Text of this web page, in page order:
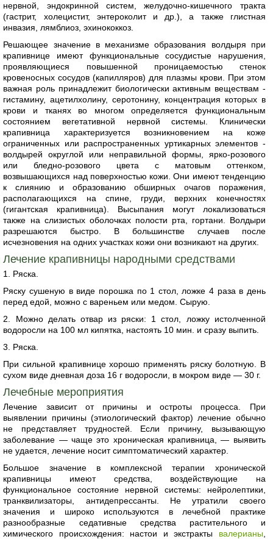
нервной, эндокринной систем, желудочно-кишечного тракта
(гастрит, холецистит, энтероколит и др.), а также глистная
инвазия, лямблиоз, эхинококкоз.
Решающее значение в механизме образования волдыря при
крапивнице имеют функциональные сосудистые нарушения,
проявляющиеся повышенной проницаемостью стенок
кровеносных сосудов (капилляров) для плазмы крови. При этом
важная роль принадлежит биологически активным веществам -
гистамину, ацетилхолину, серотонину, концентрация которых в
крови и тканях во многом определяется функциональным
состоянием вегетативной нервной системы. Клинически
крапивница характеризуется возникновением на коже
ограниченных или распространенных уртикарных элементов -
волдырей округлой или неправильной формы, ярко-розового
или бледно-розового цвета с матовым оттенком,
возвышающихся над поверхностью кожи. Они имеют тенденцию
к слиянию и образованию обширных очагов поражения,
располагающихся на спине, груди, верхних конечностях
(гигантская крапивница). Высыпания могут локализоваться
также на слизистых оболочках полости рта, гортани. Волдыри
разрешаются быстро. В большинстве случаев после
исчезновения на одних участках кожи они возникают на других.
Лечение крапивницы народными средствами
1. Ряска.
Ряску сушеную в виде порошка по 1 стол, ложке 4 раза в день
перед едой, можно с вареньем или медом. Сырую.
2. Можно делать отвар из ряски: 1 стол, ложку истолченной
водоросли на 100 мл кипятка, настоять 10 мин. и сразу выпить.
3. Ряска.
При сильной крапивнице хорошо применять ряску болотную. В
сухом виде дневная доза 16 г водоросли, в мокром виде — 30 г.
Лечебные мероприятия
Лечение зависит от причины и остроты процесса. При
выявлении причины (этиологический фактор) лечение обычно
не представляет трудностей. Если причину, вызывающую
заболевание — чаще это хроническая крапивница, — выявить
не удается, лечение носит симптоматический характер.
Большое значение в комплексной терапии хронической
крапивницы имеют средства, воздействующие на
функциональное состояние нервной системы: нейролептики,
транквилизаторы, антидепрессанты. Не утратили своего
значения и широко используются в лечебной практике
разнообразные седативные средства растительного и
химического происхождения: настои и экстракты валерианы,